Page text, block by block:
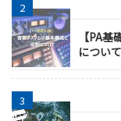
【PA
について